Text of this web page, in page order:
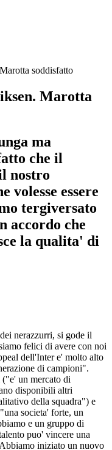
soddisfatto
Marotta
ma
che il
nostro
volesse essere
tergiversato
accordo che
la qualita' di
nerazzurri, si gode il
felici di avere con noi
dell'Inter e' molto alto
di campioni".
un mercato di
disponibili altri
della squadra") e
societa' forte, un
e un gruppo di
puo' vincere una
iniziato un nuovo